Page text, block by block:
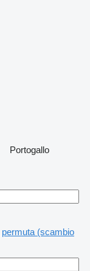
Portogallo
permuta (scambio